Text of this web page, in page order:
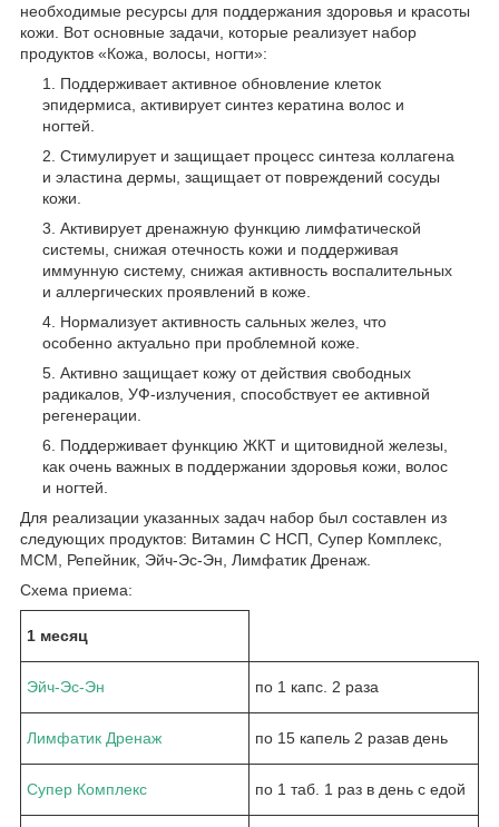
необходимые ресурсы для поддержания здоровья и красоты
кожи. Вот основные задачи, которые реализует набор
продуктов «Кожа, волосы, ногти»:
Поддерживает активное обновление клеток
эпидермиса, активирует синтез кератина волос и
ногтей.
Стимулирует и защищает процесс синтеза коллагена
и эластина дермы, защищает от повреждений сосуды
кожи.
Активирует дренажную функцию лимфатической
системы, снижая отечность кожи и поддерживая
иммунную систему, снижая активность воспалительных
и аллергических проявлений в коже.
Нормализует активность сальных желез, что
особенно актуально при проблемной коже.
Активно защищает кожу от действия свободных
радикалов, УФ-излучения, способствует ее активной
регенерации.
Поддерживает функцию ЖКТ и щитовидной железы,
как очень важных в поддержании здоровья кожи, волос
и ногтей.
Для реализации указанных задач набор был составлен из
следующих продуктов: Витамин С НСП, Супер Комплекс,
МСМ, Репейник, Эйч-Эс-Эн, Лимфатик Дренаж.
Схема приема:
1 месяц
Эйч-Эс-Эн по 1 капс. 2 раза
Лимфатик Дренаж по 15 капель 2 разав день
Супер Комплекс по 1 таб. 1 раз в день с едой